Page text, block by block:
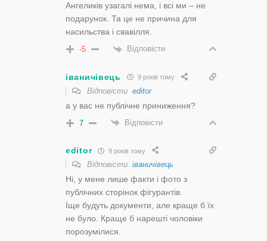
Ангеликів узагалі нема, і всі ми – не
подарунок. Та це не причина для
насильства і свавілля.
-5 Відповісти
іваничівець 9 років тому
Відповісти editor
а у вас не публічне приниження?
7 Відповісти
editor 9 років тому
Відповісти іваничівець
Ні, у мене лише факти і фото з
публічних сторінок фігурантів.
Іще будуть документи, але краще б їх
не було. Краще б нарешті чоловіки
порозумілися.